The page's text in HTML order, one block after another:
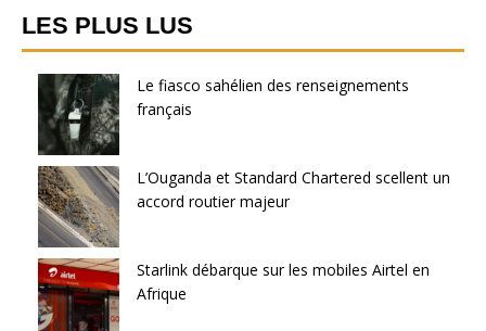
LES PLUS LUS
Le fiasco sahélien des renseignements
français
L’Ouganda et Standard Chartered scellent un
accord routier majeur
Starlink débarque sur les mobiles Airtel en
Afrique